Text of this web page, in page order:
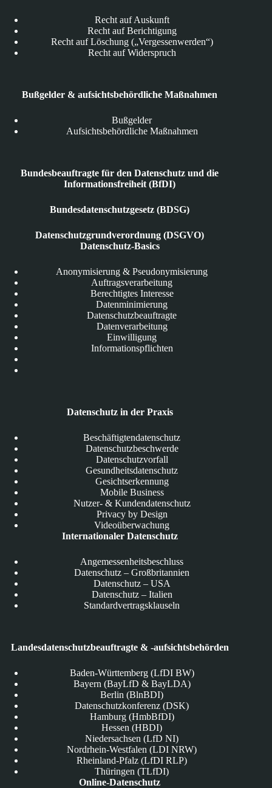
Recht auf Auskunft
Recht auf Berichtigung
Recht auf Löschung („Vergessenwerden“)
Recht auf Widerspruch
Bußgelder & aufsichtsbehördliche Maßnahmen
Bußgelder
Aufsichtsbehördliche Maßnahmen
Bundesbeauftragte für den Datenschutz und die
Informationsfreiheit (BfDI)
Bundesdatenschutzgesetz (BDSG)
Datenschutzgrundverordnung (DSGVO)
Datenschutz-Basics
Anonymisierung & Pseudonymisierung
Auftragsverarbeitung
Berechtigtes Interesse
Datenminimierung
Datenschutzbeauftragte
Datenverarbeitung
Einwilligung
Informationspflichten
Datenschutz in der Praxis
Beschäftigtendatenschutz
Datenschutzbeschwerde
Datenschutzvorfall
Gesundheitsdatenschutz
Gesichtserkennung
Mobile Business
Nutzer- & Kundendatenschutz
Privacy by Design
Videoüberwachung
Internationaler Datenschutz
Angemessenheitsbeschluss
Datenschutz – Großbritannien
Datenschutz – USA
Datenschutz – Italien
Standardvertragsklauseln
Landesdatenschutzbeauftragte & -aufsichtsbehörden
Baden-Württemberg (LfDI BW)
Bayern (BayLfD & BayLDA)
Berlin (BlnBDI)
Datenschutzkonferenz (DSK)
Hamburg (HmbBfDI)
Hessen (HBDI)
Niedersachsen (LfD NI)
Nordrhein-Westfalen (LDI NRW)
Rheinland-Pfalz (LfDI RLP)
Thüringen (TLfDI)
Online-Datenschutz